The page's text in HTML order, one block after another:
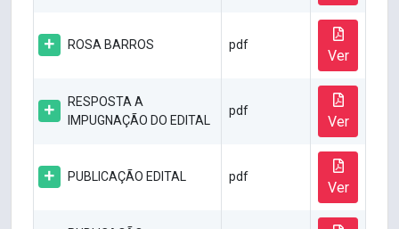
ROSA BARROS pdf
Ver
RESPOSTA A
IMPUGNAÇÃO DO EDITAL
pdf
Ver
PUBLICAÇÃO EDITAL pdf
Ver